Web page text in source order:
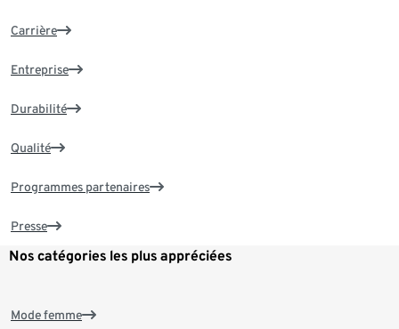
Carrière
Entreprise
Durabilité
Qualité
Programmes partenaires
Presse
Nos catégories les plus appréciées
Mode femme